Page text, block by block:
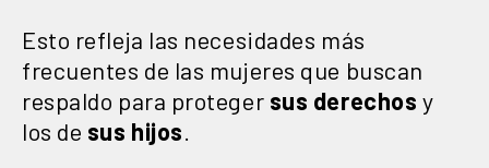
Esto refleja las necesidades más
frecuentes de las mujeres que buscan
respaldo para proteger sus derechos y
los de sus hijos